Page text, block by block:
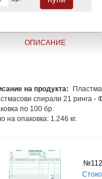
ОПИСАНИЕ
на продукта:
спирали 21 ринга -
по 100 бр.
на опаковка: 1.246 кг.